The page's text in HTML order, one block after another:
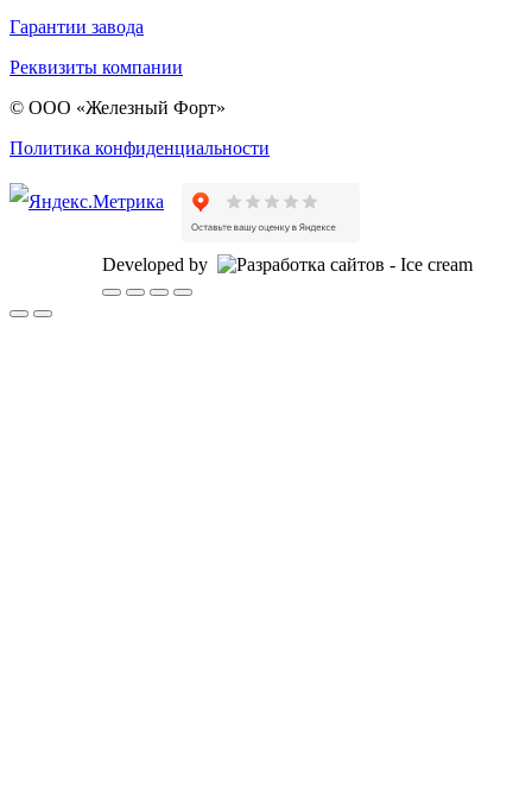
Гарантии завода
Реквизиты компании
© ООО «Железный Форт»
Политика конфиденциальности
Developed by